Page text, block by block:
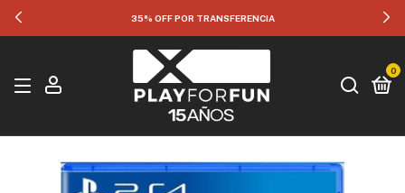
35% OFF POR TRANSFERENCIA
0